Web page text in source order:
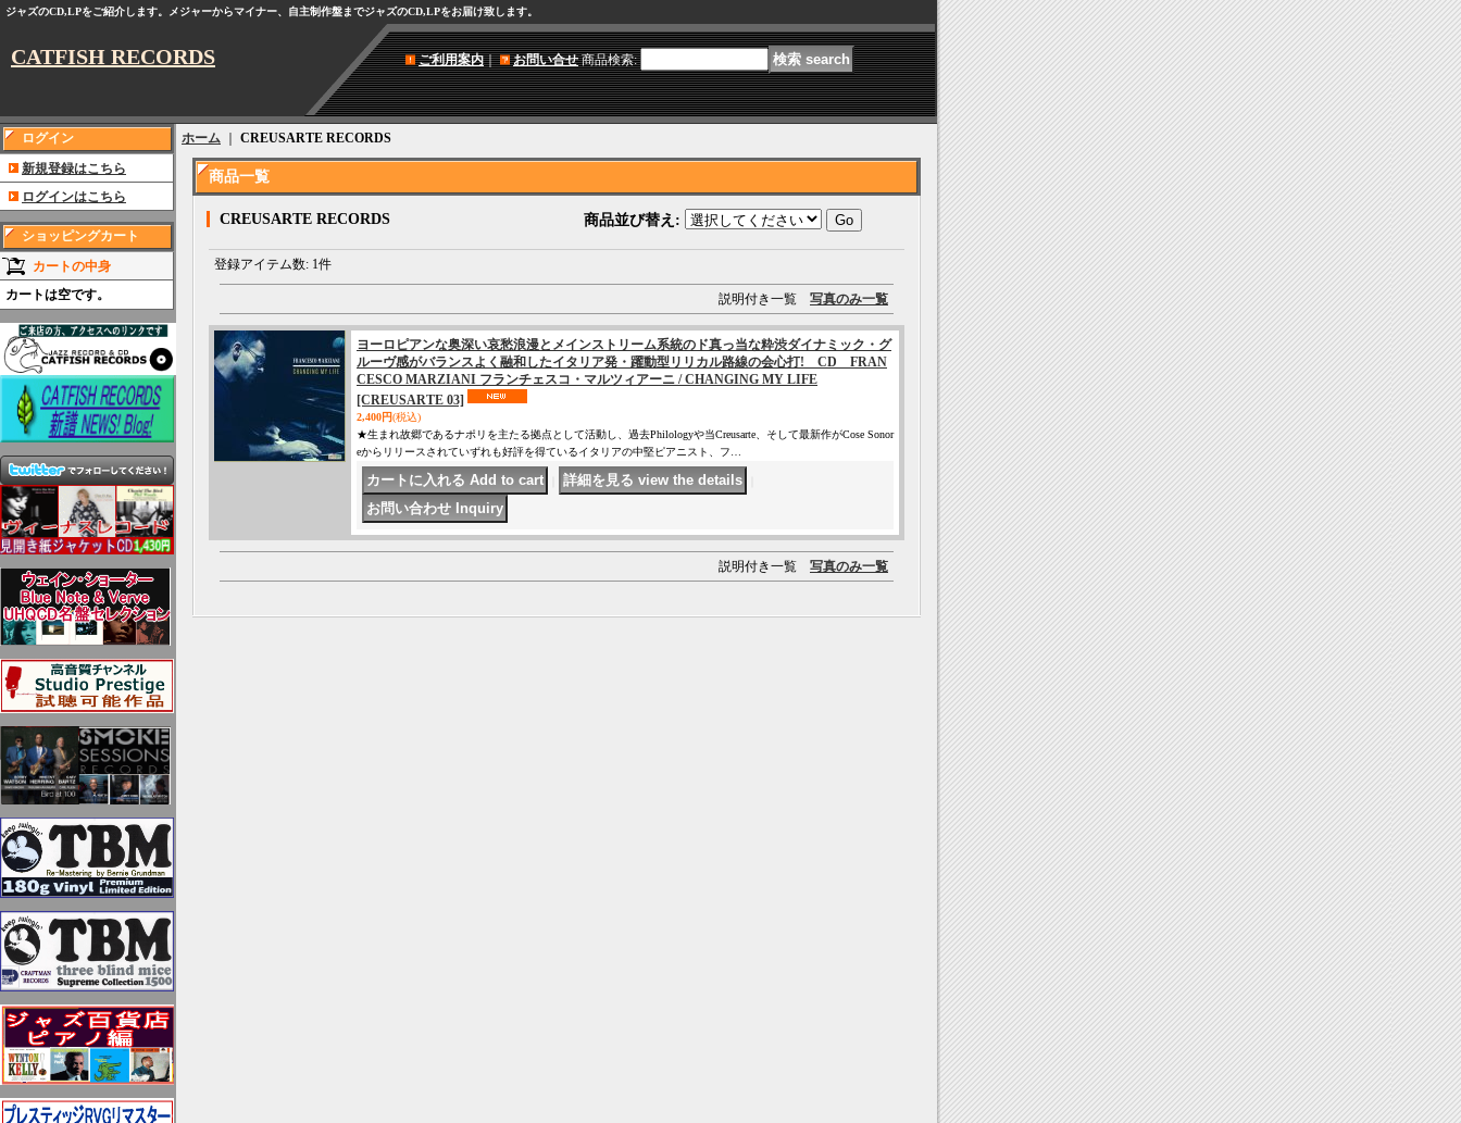
ジャズのCD,LPをご紹介します。メジャーからマイナー、自主制作盤までジャズのCD,LPをお届け致します。
CATFISH RECORDS ご利用案内｜ お問い合せ 商品検索:
ログイン
新規登録はこちら
ログインはこちら
ショッピングカート
カートの中身
カートは空です。
ホーム CREUSARTE RECORDS
商品一覧
CREUSARTE RECORDS 商品並び替え :
登録アイテム数: 1件
説明付き一覧 写真のみ一覧
ヨーロピアンな奥深い哀愁浪漫とメインストリーム系統のド真っ当な粋渋ダイナミック・グ
ルーヴ感がバランスよく融和したイタリア発・躍動型リリカル路線の会心打! CD FRAN
CESCO MARZIANI フランチェスコ・マルツィアーニ / CHANGING MY LIFE
[CREUSARTE 03]
2,400円(税込)
★生まれ故郷であるナポリを主たる拠点として活動し、過去Philologyや当Creusarte、そして最新作がCose Sonor
eからリリースされていずれも好評を得ているイタリアの中堅ピアニスト、フ…
説明付き一覧 写真のみ一覧